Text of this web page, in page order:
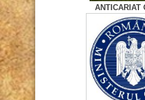
ANTICARIAT